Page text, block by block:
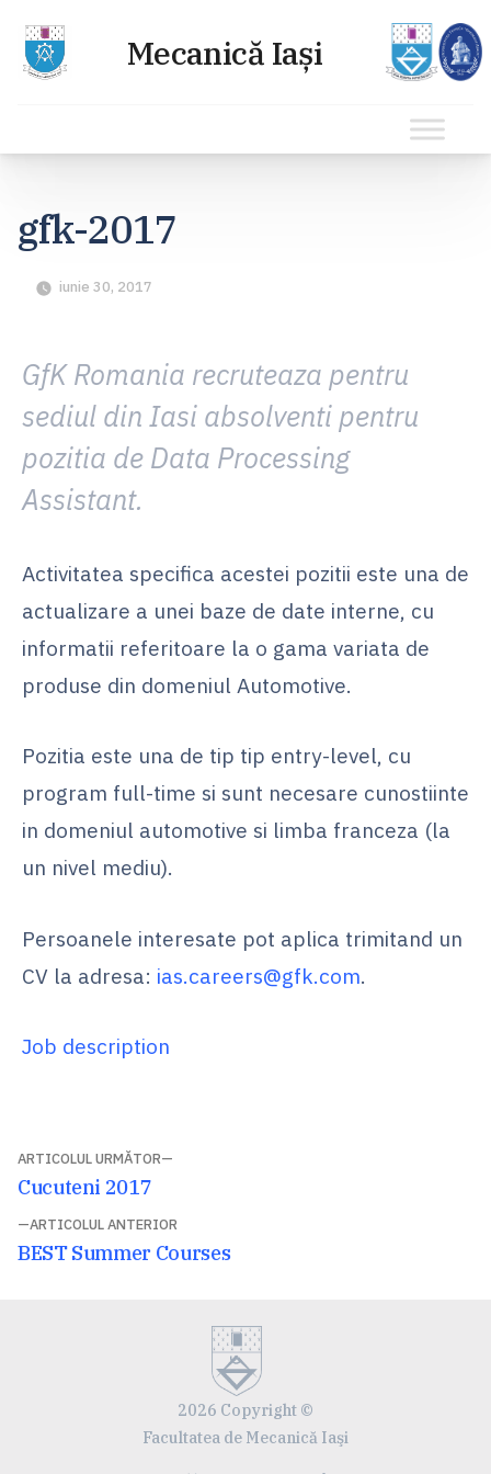
conținut
gfk-2017
iunie 30, 2017
GfK Romania recruteaza pentru
sediul din Iasi absolventi pentru
pozitia de Data Processing
Assistant.
Activitatea specifica acestei pozitii este una de
actualizare a unei baze de date interne, cu
informatii referitoare la o gama variata de
produse din domeniul Automotive.
Pozitia este una de tip tip entry-level, cu
program full-time si sunt necesare cunostiinte
in domeniul automotive si limba franceza (la
un nivel mediu).
Persoanele interesate pot aplica trimitand un
CV la adresa: ias.careers@gfk.com.
Job description
Navigare
în
articole
ARTICOLUL ANTERIOR
Articolul
BEST Summer Courses
ARTICOLUL URMĂTOR
Articolul
Cucuteni 2017
2026 Copyright ©
Facultatea de Mecanică Iaşi